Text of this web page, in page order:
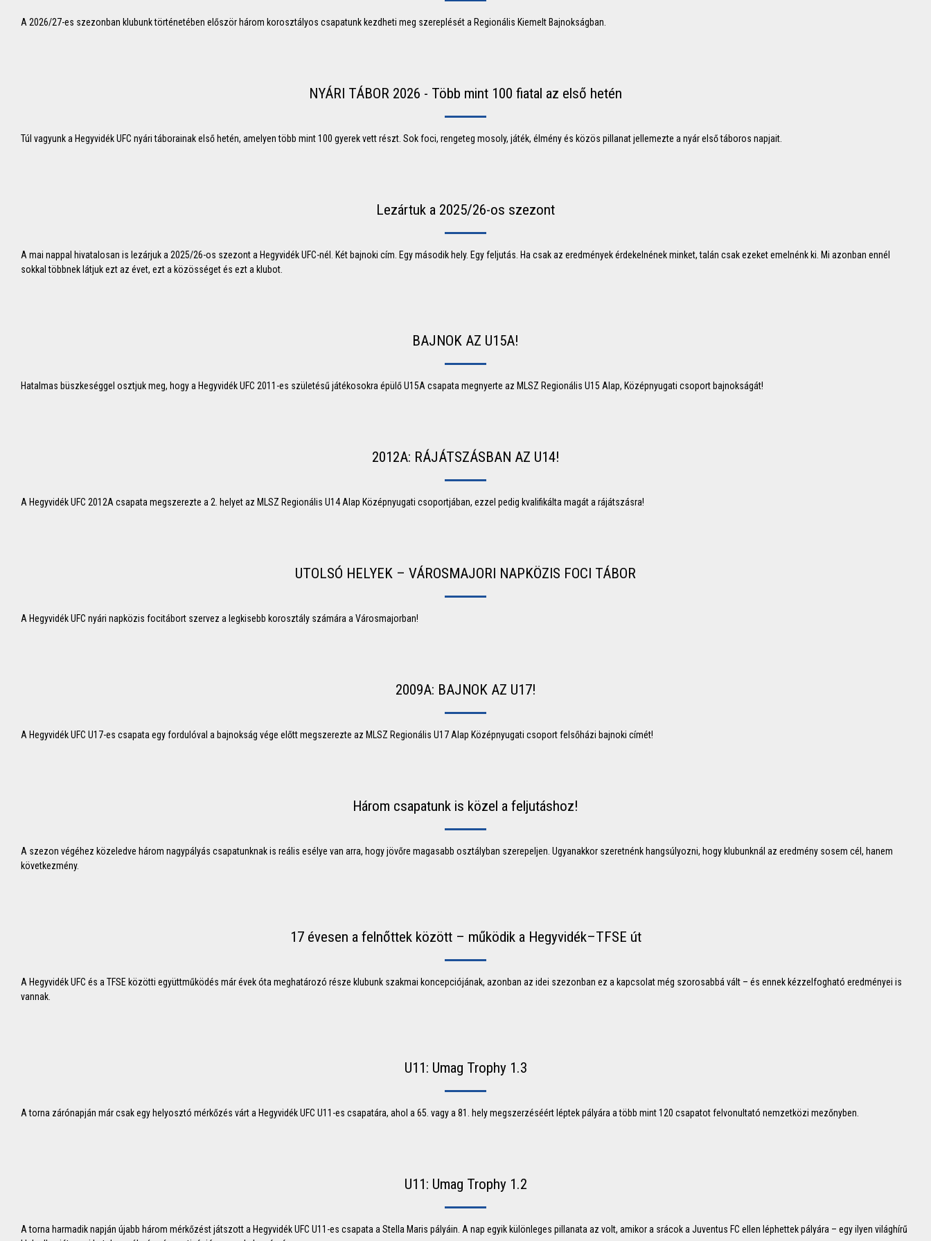
A 2026/27-es szezonban klubunk történetében először három korosztályos csapatunk kezdheti meg szereplését a Regionális Kiemelt Bajnokságban.
NYÁRI TÁBOR 2026 - Több mint 100 fiatal az első hetén
Túl vagyunk a Hegyvidék UFC nyári táborainak első hetén, amelyen több mint 100 gyerek vett részt. Sok foci, rengeteg mosoly, játék, élmény és közös pillanat jellemezte a nyár első táboros napjait.
Lezártuk a 2025/26-os szezont
A mai nappal hivatalosan is lezárjuk a 2025/26-os szezont a Hegyvidék UFC-nél. Két bajnoki cím. Egy második hely. Egy feljutás. Ha csak az eredmények érdekelnének minket, talán csak ezeket emelnénk ki. Mi azonban ennél
sokkal többnek látjuk ezt az évet, ezt a közösséget és ezt a klubot.
BAJNOK AZ U15A!
Hatalmas büszkeséggel osztjuk meg, hogy a Hegyvidék UFC 2011-es születésű játékosokra épülő U15A csapata megnyerte az MLSZ Regionális U15 Alap, Középnyugati csoport bajnokságát!
2012A: RÁJÁTSZÁSBAN AZ U14!
A Hegyvidék UFC 2012A csapata megszerezte a 2. helyet az MLSZ Regionális U14 Alap Középnyugati csoportjában, ezzel pedig kvalifikálta magát a rájátszásra!
UTOLSÓ HELYEK – VÁROSMAJORI NAPKÖZIS FOCI TÁBOR
A Hegyvidék UFC nyári napközis focitábort szervez a legkisebb korosztály számára a Városmajorban!
2009A: BAJNOK AZ U17!
A Hegyvidék UFC U17-es csapata egy fordulóval a bajnokság vége előtt megszerezte az MLSZ Regionális U17 Alap Középnyugati csoport felsőházi bajnoki címét!
Három csapatunk is közel a feljutáshoz!
A szezon végéhez közeledve három nagypályás csapatunknak is reális esélye van arra, hogy jövőre magasabb osztályban szerepeljen. Ugyanakkor szeretnénk hangsúlyozni, hogy klubunknál az eredmény sosem cél, hanem
következmény.
17 évesen a felnőttek között – működik a Hegyvidék–TFSE út
A Hegyvidék UFC és a TFSE közötti együttműködés már évek óta meghatározó része klubunk szakmai koncepciójának, azonban az idei szezonban ez a kapcsolat még szorosabbá vált – és ennek kézzelfogható eredményei is
vannak.
U11: Umag Trophy 1.3
A torna zárónapján már csak egy helyosztó mérkőzés várt a Hegyvidék UFC U11-es csapatára, ahol a 65. vagy a 81. hely megszerzéséért léptek pályára a több mint 120 csapatot felvonultató nemzetközi mezőnyben.
U11: Umag Trophy 1.2
A torna harmadik napján újabb három mérkőzést játszott a Hegyvidék UFC U11-es csapata a Stella Maris pályáin. A nap egyik különleges pillanata az volt, amikor a srácok a Juventus FC ellen léphettek pályára – egy ilyen világhírű